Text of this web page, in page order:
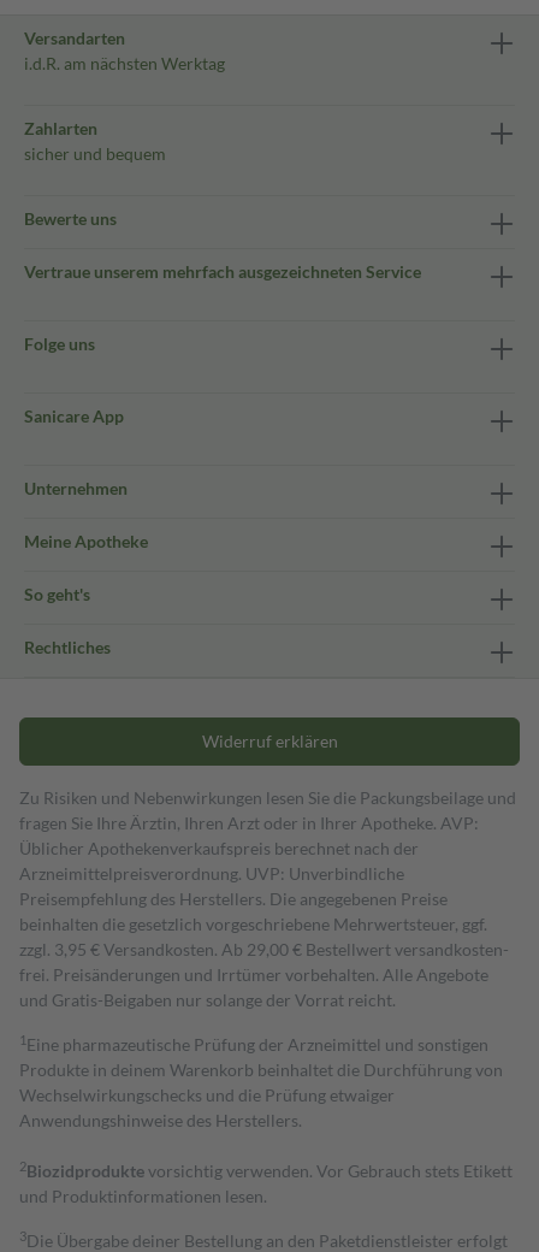
Versandarten
i.d.R. am nächsten Werktag
Zahlarten
sicher und bequem
Bewerte uns
Vertraue unserem mehrfach ausgezeichneten Service
Folge uns
Sanicare App
Unternehmen
Meine Apotheke
So geht's
Rechtliches
Widerruf erklären
Zu Risiken und Nebenwirkungen lesen Sie die Packungsbeilage und
fragen Sie Ihre Ärztin, Ihren Arzt oder in Ihrer Apotheke. AVP:
Üblicher Apothekenverkaufspreis berechnet nach der
Arzneimittelpreisverordnung. UVP: Unverbindliche
Preisempfehlung des Herstellers. Die angegebenen Preise
beinhalten die gesetzlich vorgeschriebene Mehrwertsteuer, ggf.
zzgl. 3,95 € Versandkosten. Ab 29,00 € Bestell­wert versand­kosten­
frei. Preisänderungen und Irrtümer vorbehalten. Alle Angebote
und Gratis-Beigaben nur solange der Vorrat reicht.
1 Eine pharmazeutische Prüfung der Arzneimittel und sonstigen
Produkte in deinem Warenkorb beinhaltet die Durchführung von
Wechselwirkungschecks und die Prüfung etwaiger
Anwendungshinweise des Herstellers.
2Biozidproduktevorsichtig verwenden. Vor Gebrauch stets Etikett
und Produktinformationen lesen.
3Die Übergabe deiner Bestellung an den Paketdienstleister erfolgt